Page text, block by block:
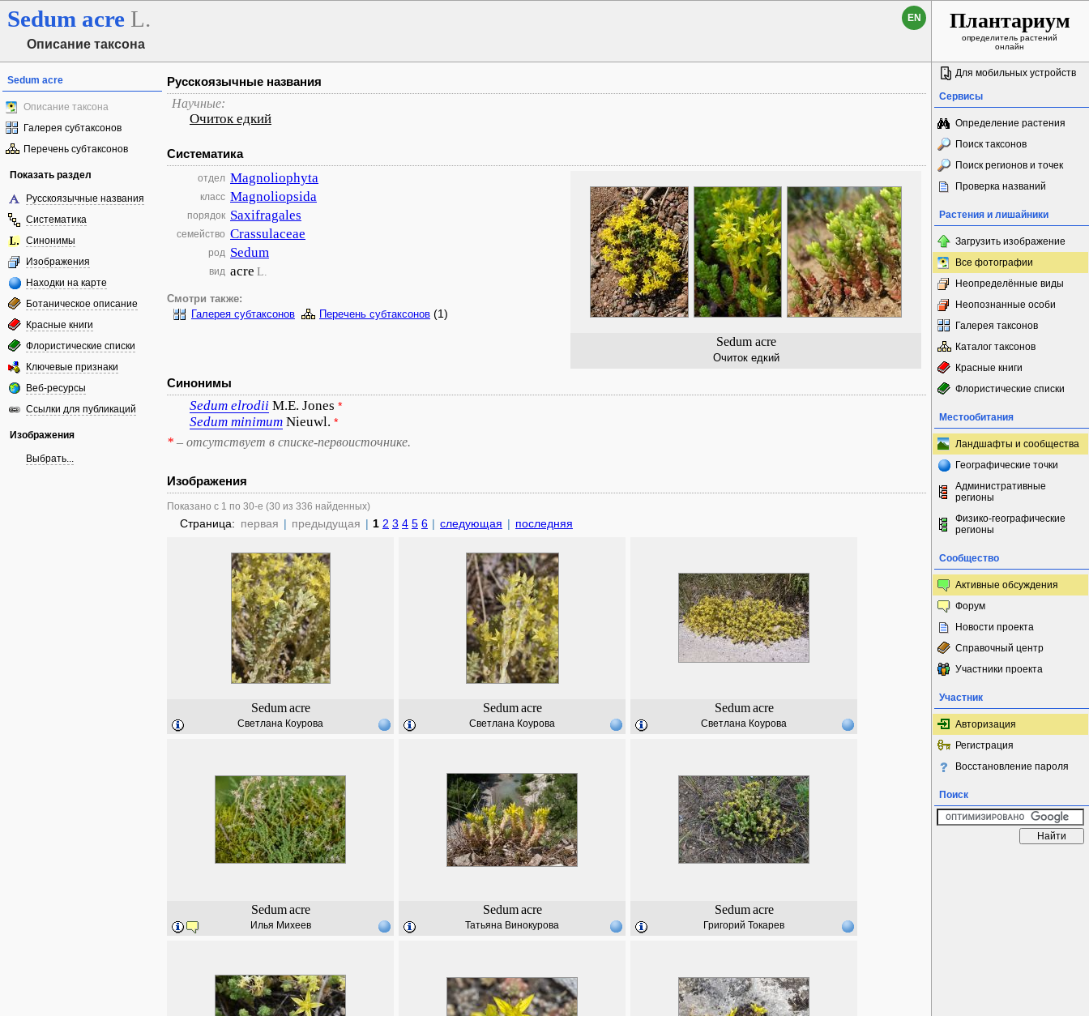
Sedum acre L.
Описание таксона
EN Плантариум
определитель растений
онлайн
Sedum acre
Описание таксона
Галерея субтаксонов
Перечень субтаксонов
Показать раздел
Русскоязычные названия
Систематика
Синонимы
Изображения
Находки на карте
Ботаническое описание
Красные книги
Флористические списки
Ключевые признаки
Веб-ресурсы
Ссылки для публикаций
Изображения
Выбрать...
Русскоязычные названия
Научные:
Очиток едкий
Систематика
Sedum acre
Очиток едкий
отдел Magnoliophyta
класс Magnoliopsida
порядок Saxifragales
семейство Crassulaceae
род Sedum
вид acre L.
Смотри также:
Галерея субтаксонов
Перечень субтаксонов (1)
Синонимы
Sedum elrodii M.E. Jones *
Sedum minimum Nieuwl. *
* – отсутствует в списке-первоисточнике.
Изображения
Показано с 1 по 30-е (30 из 336 найденных)
Страница: первая | предыдущая | 1 2 3 4 5 6 | следующая | последняя
Sedum acre
Светлана Коурова
Sedum acre
Светлана Коурова
Sedum acre
Светлана Коурова
Sedum acre
Илья Михеев
Sedum acre
Татьяна Винокурова
Sedum acre
Григорий Токарев
Для мобильных устройств
Сервисы
Определение растения
Поиск таксонов
Поиск регионов и точек
Проверка названий
Растения и лишайники
Загрузить изображение
Все фотографии
Неопределённые виды
Неопознанные особи
Галерея таксонов
Каталог таксонов
Красные книги
Флористические списки
Местообитания
Ландшафты и сообщества
Географические точки
Административные
регионы
Физико-географические
регионы
Сообщество
Активные обсуждения
Форум
Новости проекта
Справочный центр
Участники проекта
Участник
Авторизация
Регистрация
Восстановление пароля
Поиск